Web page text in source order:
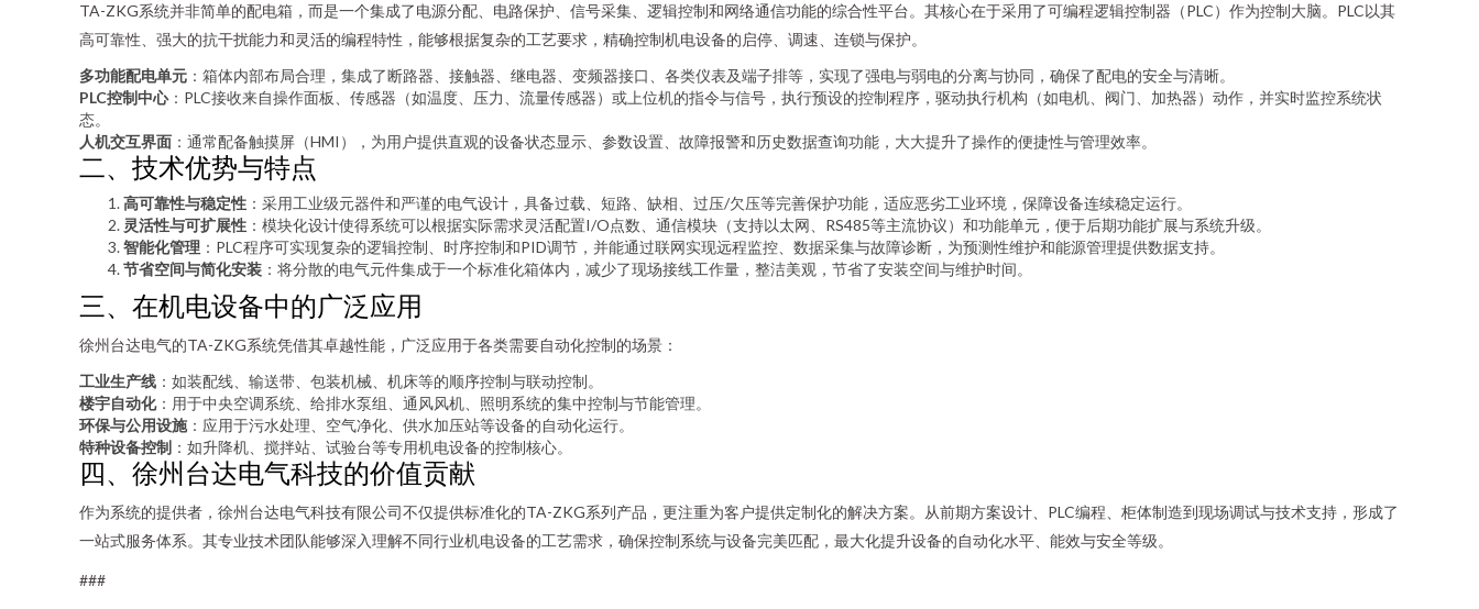
TA-ZKG系统并非简单的配电箱，而是一个集成了电源分配、电路保护、信号采集、逻辑控制和网络通信功能的综合性平台。其核心在于采用了可编程逻辑控制器（PLC）作为控制大脑。PLC以其
高可靠性、强大的抗干扰能力和灵活的编程特性，能够根据复杂的工艺要求，精确控制机电设备的启停、调速、连锁与保护。
多功能配电单元 ：箱体内部布局合理，集成了断路器、接触器、继电器、变频器接口、各类仪表及端子排等，实现了强电与弱电的分离与协同，确保了配电的安全与清晰。
PLC控制中心：PLC接收来自操作面板、传感器（如温度、压力、流量传感器）或上位机的指令与信号，执行预设的控制程序，驱动执行机构（如电机、阀门、加热器）动作，并实时监控系统状
态。
人机交互界面 ：通常配备触摸屏（HMI），为用户提供直观的设备状态显示、参数设置、故障报警和历史数据查询功能，大大提升了操作的便捷性与管理效率。
二、技术优势与特点
高可靠性与稳定性 ：采用工业级元器件和严谨的电气设计，具备过载、短路、缺相、过压/欠压等完善保护功能，适应恶劣工业环境，保障设备连续稳定运行。
灵活性与可扩展性 ：模块化设计使得系统可以根据实际需求灵活配置I/O点数、通信模块（支持以太网、RS485等主流协议）和功能单元，便于后期功能扩展与系统升级。
智能化管理 ：PLC程序可实现复杂的逻辑控制、时序控制和PID调节，并能通过联网实现远程监控、数据采集与故障诊断，为预测性维护和能源管理提供数据支持。
节省空间与简化安装 ：将分散的电气元件集成于一个标准化箱体内，减少了现场接线工作量，整洁美观，节省了安装空间与维护时间。
三、在机电设备中的广泛应用
徐州台达电气的TA-ZKG系统凭借其卓越性能，广泛应用于各类需要自动化控制的场景：
工业生产线 ：如装配线、输送带、包装机械、机床等的顺序控制与联动控制。
楼宇自动化：用于中央空调系统、给排水泵组、通风风机、照明系统的集中控制与节能管理。
环保与公用设施：应用于污水处理、空气净化、供水加压站等设备的自动化运行。
特种设备控制 ：如升降机、搅拌站、试验台等专用机电设备的控制核心。
四、徐州台达电气科技的价值贡献
作为系统的提供者，徐州台达电气科技有限公司不仅提供标准化的TA-ZKG系列产品，更注重为客户提供定制化的解决方案。从前期方案设计、PLC编程、柜体制造到现场调试与技术支持，形成了
一站式服务体系。其专业技术团队能够深入理解不同行业机电设备的工艺需求，确保控制系统与设备完美匹配，最大化提升设备的自动化水平、能效与安全等级。
###